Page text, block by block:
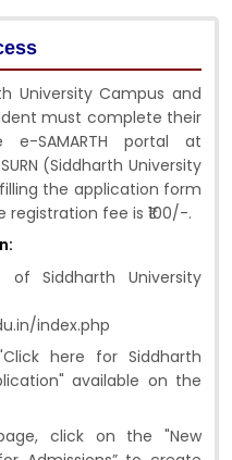
University Campus and
must complete their
SAMARTH portal at
(Siddharth University
the application form
fee is ₹100/-.
Siddharth University
index.php
here for Siddharth
available on the
click on the "New